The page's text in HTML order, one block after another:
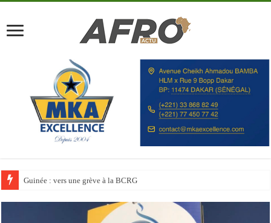
Discours à la Nation : Alassane Ouattara appelle les Ivoiriens à « l’unité,